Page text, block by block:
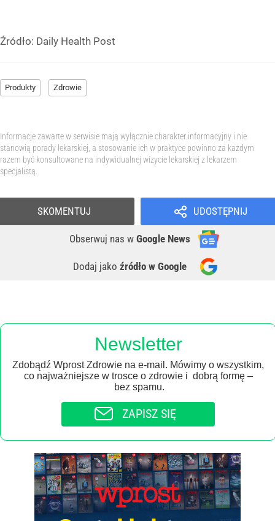
Źródło: Daily Health Post
Produkty Zdrowie
Informacje zawarte w serwisie mają wyłącznie charakter informacyjny i nie
stanowią porady lekarskiej, a stosowanie ich w praktyce powinno za każdym
razem być konsultowane na indywidualnej wizycie lekarskiej z lekarzem
specjalistą.
UDOSTĘPNIJ
Obserwuj nas w Google News
Dodaj jako źródło w Google
SKOMENTUJ
Newsletter
Zdobądź Wprost Zdrowie na e-mail. Mówimy o wszystkim,
co najważniejsze w trosce o zdrowie i dobrą formę –
bez spamu.
ZAPISZ SIĘ